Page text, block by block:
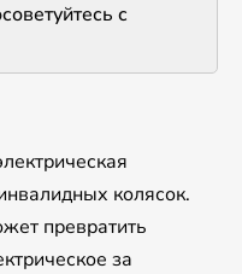
с
колясок.
превратить
за